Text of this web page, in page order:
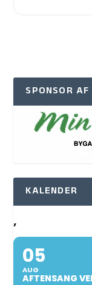
SPONSOR
KALENDER
,
05
AUG
AFTENSANG